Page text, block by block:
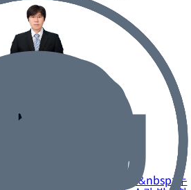
것은 “최초 원인판단”입니다.&nbsp; 누